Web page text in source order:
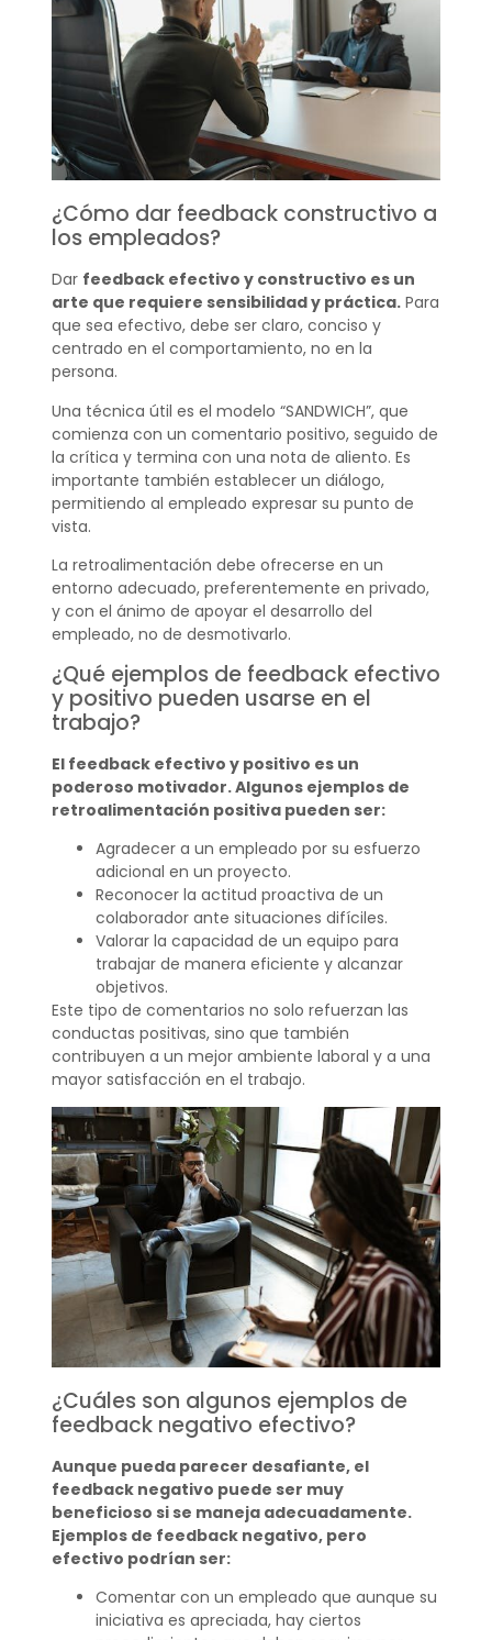
¿Cómo dar feedback constructivo a
los empleados?
Dar feedback efectivo y constructivo es un
arte que requiere sensibilidad y práctica.Para
que sea efectivo, debe ser claro, conciso y
centrado en el comportamiento, no en la
persona.
Una técnica útil es el modelo “SANDWICH”, que
comienza con un comentario positivo, seguido de
la crítica y termina con una nota de aliento. Es
importante también establecer un diálogo,
permitiendo al empleado expresar su punto de
vista.
La retroalimentación debe ofrecerse en un
entorno adecuado, preferentemente en privado,
y con el ánimo de apoyar el desarrollo del
empleado, no de desmotivarlo.
¿Qué ejemplos de feedback efectivo
y positivo pueden usarse en el
trabajo?
El feedback efectivo y positivo es un
poderoso motivador. Algunos ejemplos de
retroalimentación positiva pueden ser:
Agradecer a un empleado por su esfuerzo
adicional en un proyecto.
Reconocer la actitud proactiva de un
colaborador ante situaciones difíciles.
Valorar la capacidad de un equipo para
trabajar de manera eficiente y alcanzar
objetivos.
Este tipo de comentarios no solo refuerzan las
conductas positivas, sino que también
contribuyen a un mejor ambiente laboral y a una
mayor satisfacción en el trabajo.
¿Cuáles son algunos ejemplos de
feedback negativo efectivo?
Aunque pueda parecer desafiante, el
feedback negativo puede ser muy
beneficioso si se maneja adecuadamente.
Ejemplos de feedback negativo, pero
efectivo podrían ser:
Comentar con un empleado que aunque su
iniciativa es apreciada, hay ciertos